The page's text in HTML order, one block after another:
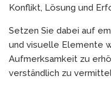
Konflikt, Lösung und
Setzen Sie dabei auf
und visuelle Elemente
Aufmerksamkeit zu
verständlich zu